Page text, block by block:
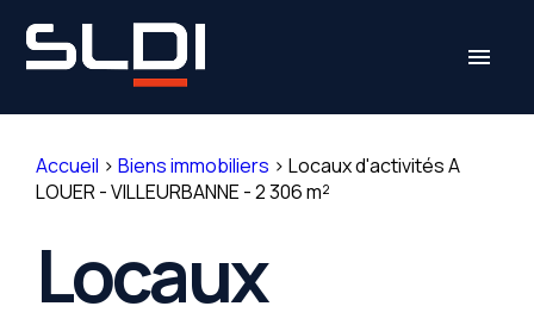
menu
Accueil > Biens immobiliers > Locaux d'activités A
LOUER - VILLEURBANNE - 2 306 m²
Locaux